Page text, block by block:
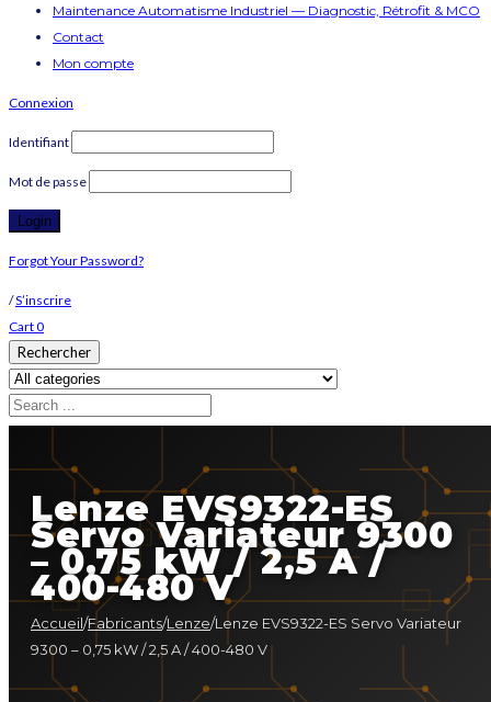
Maintenance Automatisme Industriel — Diagnostic, Rétrofit & MCO
Contact
Mon compte
Connexion
Identifiant
Mot de passe
Forgot Your Password?
/S’inscrire
Cart0
Rechercher
Lenze EVS9322-ES
Servo Variateur 9300
– 0,75 kW / 2,5 A /
400-480 V
Accueil/Fabricants/Lenze/Lenze EVS9322-ES Servo Variateur
9300 – 0,75 kW / 2,5 A / 400-480 V